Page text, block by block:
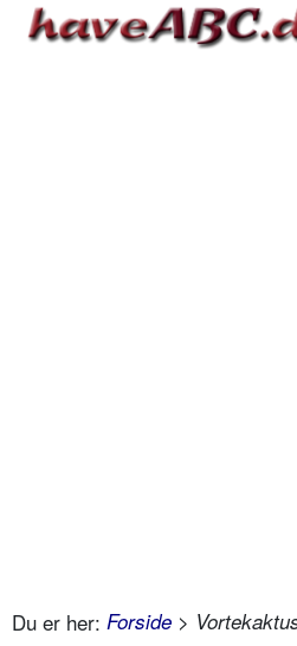
Du er her: Forside >